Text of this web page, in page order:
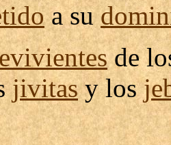
a su
de
jivitasy los